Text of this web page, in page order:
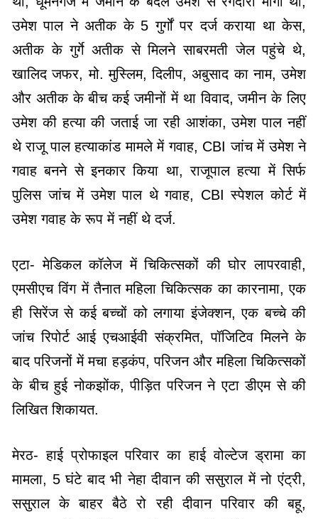
उमेश पाल ने अतीक के 5 गुर्गों पर दर्ज कराया था केस,
अतीक के गुर्गे अतीक से मिलने साबरमती जेल पहुंचे थे,
खालिद जफर, मो. मुस्लिम, दिलीप, अबुसाद का नाम, उमेश
और अतीक के बीच कई जमीनों में था विवाद, जमीन के लिए
उमेश की हत्या की जताई जा रही आशंका, उमेश पाल नहीं
थे राजू पाल हत्याकांड मामले में गवाह, CBI जांच में उमेश ने
गवाह बनने से इनकार किया था, राजूपाल हत्या में सिर्फ
पुलिस जांच में उमेश पाल थे गवाह, CBI स्पेशल कोर्ट में
उमेश गवाह के रूप में नहीं थे दर्ज.
एटा- मेडिकल कॉलेज में चिकित्सकों की घोर लापरवाही,
एमसीएच विंग में तैनात महिला चिकित्सक का कारनामा, एक
ही सिरेंज से कई बच्चों को लगाया इंजेक्शन, एक बच्चे की
जांच रिपोर्ट आई एचआईवी संक्रमित, पॉजिटिव मिलने के
बाद परिजनों में मचा हड़कंप, परिजन और महिला चिकित्सकों
के बीच हुई नोकझोंक, पीड़ित परिजन ने एटा डीएम से की
लिखित शिकायत.
मेरठ- हाई प्रोफाइल परिवार का हाई वोल्टेज ड्रामा का
मामला, 5 घंटे बाद भी नेहा दीवान की ससुराल में नो एंट्री,
ससुराल के बाहर बैठे रो रही दीवान परिवार की बहू,